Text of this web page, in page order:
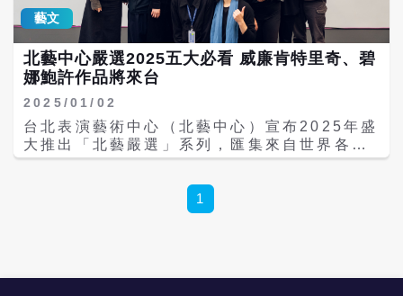
藝文
北藝中心嚴選2025五大必看 威廉肯特里奇、碧
娜鮑許作品將來台
2025/01/02
台北表演藝術中心（北藝中心）宣布2025年盛
大推出「北藝嚴選」系列，匯集來自世界各地
的5部作品，包括德國藝術家郭貝爾（Heiner
事》、法國編舞家夏瑪茲（Boris
Charmatz）《自由大教堂》、南非藝術家威
1